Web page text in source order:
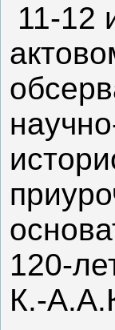
11-12
120-
К.-